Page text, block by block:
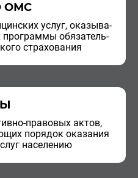
ОМС
услуг, ока­зы­ва­
обя­за­тель­
стра­хо­ва­ния
пра­во­вых актов,
по­ря­док ока­за­ния
на­се­ле­нию